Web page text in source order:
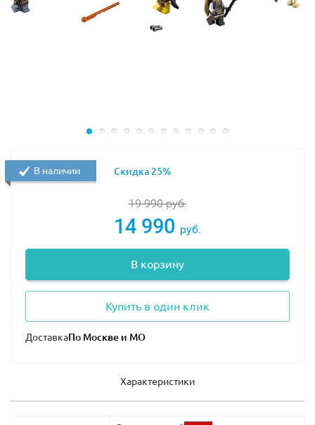
19 990руб.
14 990 руб.
В корзину
Купить в один клик
Доставка
В наличии Скидка 25%
Характеристики